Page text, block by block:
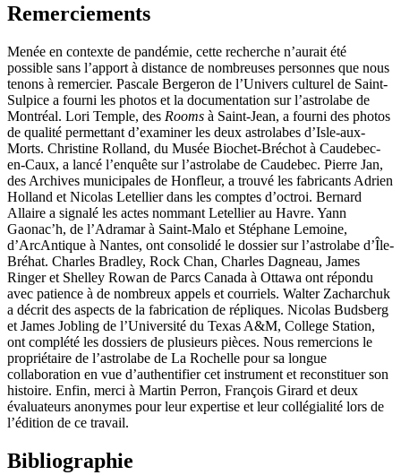
Remerciements
Menée en contexte de pandémie, cette recherche n’aurait été
possible sans l’apport à distance de nombreuses personnes que nous
tenons à remercier. Pascale Bergeron de l’Univers culturel de Saint-
Sulpice a fourni les photos et la documentation sur l’astrolabe de
Montréal. Lori Temple, des Rooms à Saint-Jean, a fourni des photos
de qualité permettant d’examiner les deux astrolabes d’Isle-aux-
Morts. Christine Rolland, du Musée Biochet-Bréchot à Caudebec-
en-Caux, a lancé l’enquête sur l’astrolabe de Caudebec. Pierre Jan,
des Archives municipales de Honfleur, a trouvé les fabricants Adrien
Holland et Nicolas Letellier dans les comptes d’octroi. Bernard
Allaire a signalé les actes nommant Letellier au Havre. Yann
Gaonac’h, de l’Adramar à Saint-Malo et Stéphane Lemoine,
d’ArcAntique à Nantes, ont consolidé le dossier sur l’astrolabe d’Île-
Bréhat. Charles Bradley, Rock Chan, Charles Dagneau, James
Ringer et Shelley Rowan de Parcs Canada à Ottawa ont répondu
avec patience à de nombreux appels et courriels. Walter Zacharchuk
a décrit des aspects de la fabrication de répliques. Nicolas Budsberg
et James Jobling de l’Université du Texas A&M, College Station,
ont complété les dossiers de plusieurs pièces. Nous remercions le
propriétaire de l’astrolabe de La Rochelle pour sa longue
collaboration en vue d’authentifier cet instrument et reconstituer son
histoire. Enfin, merci à Martin Perron, François Girard et deux
évaluateurs anonymes pour leur expertise et leur collégialité lors de
l’édition de ce travail.
Bibliographie